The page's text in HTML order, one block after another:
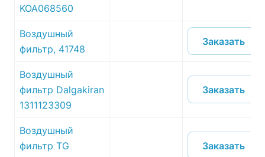
KOA068560
Воздушный
фильтр, 41748
Заказать
Воздушный
фильтр Dalgakiran
1311123309
Заказать
Воздушный
фильтр TG
Заказать